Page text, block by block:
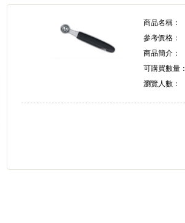
線上詢價 創業 採購 宣傳 一次搞
線上詢價 創業 採購 宣傳 一次搞定!
商品名稱：
參考價格：
商品簡介：
可購買數量：
瀏覽人數：